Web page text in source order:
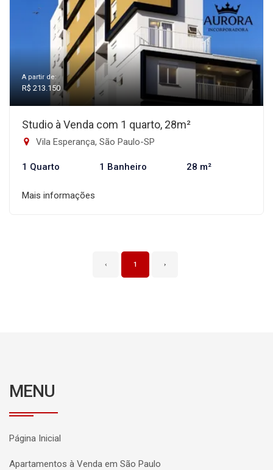
A partir de:
R$ 213.150
Studio à Venda com 1 quarto, 28m²
Vila Esperança, São Paulo-SP
1 Quarto 1 Banheiro 28 m²
Mais informações
‹ 1 ›
MENU
Página Inicial
Apartamentos à Venda em São Paulo